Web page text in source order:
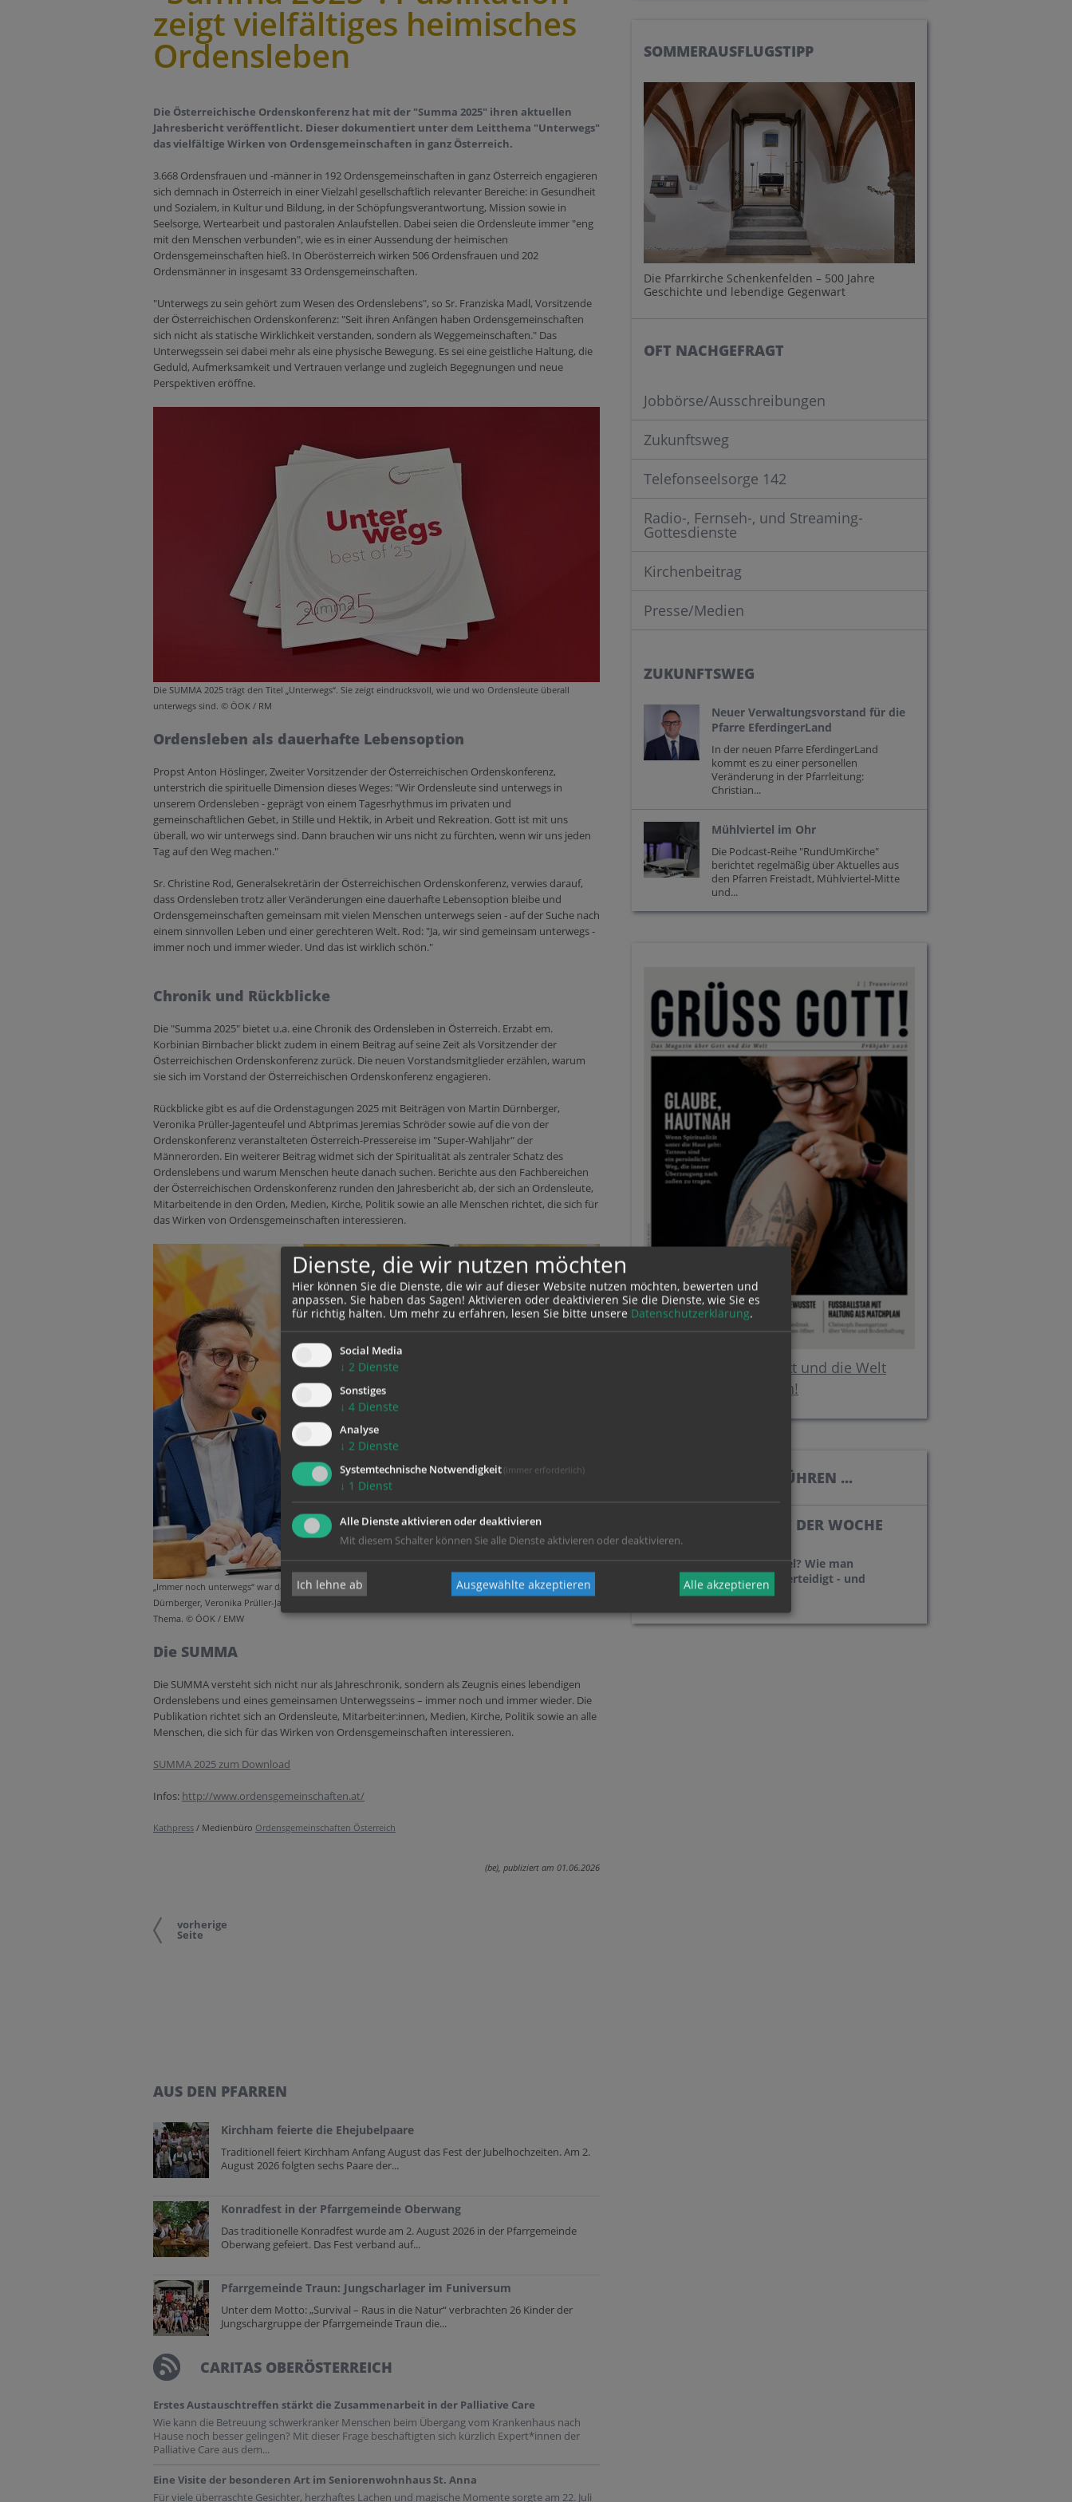
zeigt vielfältiges heimisches
Ordensleben
Die Österreichische Ordenskonferenz hat mit der "Summa 2025" ihren aktuellen
Jahresbericht veröffentlicht. Dieser dokumentiert unter dem Leitthema "Unterwegs"
das vielfältige Wirken von Ordensgemeinschaften in ganz Österreich.
3.668 Ordensfrauen und -männer in 192 Ordensgemeinschaften in ganz Österreich engagieren
sich demnach in Österreich in einer Vielzahl gesellschaftlich relevanter Bereiche: in Gesundheit
und Sozialem, in Kultur und Bildung, in der Schöpfungsverantwortung, Mission sowie in
Seelsorge, Wertearbeit und pastoralen Anlaufstellen. Dabei seien die Ordensleute immer "eng
mit den Menschen verbunden", wie es in einer Aussendung der heimischen
Ordensgemeinschaften hieß. In Oberösterreich wirken 506 Ordensfrauen und 202
Ordensmänner in insgesamt 33 Ordensgemeinschaften.
"Unterwegs zu sein gehört zum Wesen des Ordenslebens", so Sr. Franziska Madl, Vorsitzende
der Österreichischen Ordenskonferenz: "Seit ihren Anfängen haben Ordensgemeinschaften
sich nicht als statische Wirklichkeit verstanden, sondern als Weggemeinschaften." Das
Unterwegssein sei dabei mehr als eine physische Bewegung. Es sei eine geistliche Haltung, die
Geduld, Aufmerksamkeit und Vertrauen verlange und zugleich Begegnungen und neue
Perspektiven eröffne.
Die SUMMA 2025 trägt den Titel „Unterwegs“. Sie zeigt eindrucksvoll, wie und wo Ordensleute überall
unterwegs sind. © ÖOK / RM
Ordensleben als dauerhafte Lebensoption
Propst Anton Höslinger, Zweiter Vorsitzender der Österreichischen Ordenskonferenz,
unterstrich die spirituelle Dimension dieses Weges: "Wir Ordensleute sind unterwegs in
unserem Ordensleben - geprägt von einem Tagesrhythmus im privaten und
gemeinschaftlichen Gebet, in Stille und Hektik, in Arbeit und Rekreation. Gott ist mit uns
überall, wo wir unterwegs sind. Dann brauchen wir uns nicht zu fürchten, wenn wir uns jeden
Tag auf den Weg machen."
Sr. Christine Rod, Generalsekretärin der Österreichischen Ordenskonferenz, verwies darauf,
dass Ordensleben trotz aller Veränderungen eine dauerhafte Lebensoption bleibe und
Ordensgemeinschaften gemeinsam mit vielen Menschen unterwegs seien - auf der Suche nach
einem sinnvollen Leben und einer gerechteren Welt. Rod: "Ja, wir sind gemeinsam unterwegs -
immer noch und immer wieder. Und das ist wirklich schön."
Chronik und Rückblicke
Die "Summa 2025" bietet u.a. eine Chronik des Ordensleben in Österreich. Erzabt em.
Korbinian Birnbacher blickt zudem in einem Beitrag auf seine Zeit als Vorsitzender der
Österreichischen Ordenskonferenz zurück. Die neuen Vorstandsmitglieder erzählen, warum
sie sich im Vorstand der Österreichischen Ordenskonferenz engagieren.
Rückblicke gibt es auf die Ordenstagungen 2025 mit Beiträgen von Martin Dürnberger,
Veronika Prüller-Jagenteufel und Abtprimas Jeremias Schröder sowie auf die von der
Ordenskonferenz veranstalteten Österreich-Pressereise im "Super-Wahljahr" der
Männerorden. Ein weiterer Beitrag widmet sich der Spiritualität als zentraler Schatz des
Ordenslebens und warum Menschen heute danach suchen. Berichte aus den Fachbereichen
der Österreichischen Ordenskonferenz runden den Jahresbericht ab, der sich an Ordensleute,
Mitarbeitende in den Orden, Medien, Kirche, Politik sowie an alle Menschen richtet, die sich für
das Wirken von Ordensgemeinschaften interessieren.
„Immer noch unterwegs“ war das Motto der Ordenstagungen 2025. Die Referent:innen (v.l.) Martin
Dürnberger, Veronika Prüller-Jagenteufel und Abtprimas Jeremias Schröder gaben Impulse zu diesem
Thema. © ÖOK / EMW
Die SUMMA
Die SUMMA versteht sich nicht nur als Jahreschronik, sondern als Zeugnis eines lebendigen
Ordenslebens und eines gemeinsamen Unterwegsseins – immer noch und immer wieder. Die
Publikation richtet sich an Ordensleute, Mitarbeiter:innen, Medien, Kirche, Politik sowie an alle
Menschen, die sich für das Wirken von Ordensgemeinschaften interessieren.
SUMMA 2025 zum Download
Infos: http://www.ordensgemeinschaften.at/
Kathpress / Medienbüro Ordensgemeinschaften Österreich
(be), publiziert am 01.06.2026
vorherige
Seite
SOMMERAUSFLUGSTIPP
Die Pfarrkirche Schenkenfelden – 500 Jahre
Geschichte und lebendige Gegenwart
OFT NACHGEFRAGT
Jobbörse/Ausschreibungen
Zukunftsweg
Telefonseelsorge 142
Radio-, Fernseh-, und Streaming-
Gottesdienste
Kirchenbeitrag
Presse/Medien
ZUKUNFTSWEG
Neuer Verwaltungsvorstand für die
Pfarre EferdingerLand
In der neuen Pfarre EferdingerLand
kommt es zu einer personellen
Veränderung in der Pfarrleitung:
Christian...
Mühlviertel im Ohr
Die Podcast-Reihe "RundUmKirche"
berichtet regelmäßig über Aktuelles aus
den Pfarren Freistadt, Mühlviertel-Mitte
und...
Das Magazin über Gott und die Welt
jetzt auch online lesen!
IMPULSE, DIE BERÜHREN ...
SOZIALE BOTSCHAFT DER WOCHE
Systemwechsel? Wie man
Demokratie verteidigt - und
verbessert
AUS DEN PFARREN
Kirchham feierte die Ehejubelpaare
Traditionell feiert Kirchham Anfang August das Fest der Jubelhochzeiten. Am 2.
August 2026 folgten sechs Paare der...
Konradfest in der Pfarrgemeinde Oberwang
Das traditionelle Konradfest wurde am 2. August 2026 in der Pfarrgemeinde
Oberwang gefeiert. Das Fest verband auf...
Pfarrgemeinde Traun: Jungscharlager im Funiversum
Unter dem Motto: „Survival – Raus in die Natur“ verbrachten 26 Kinder der
Jungschargruppe der Pfarrgemeinde Traun die...
CARITAS OBERÖSTERREICH
Erstes Austauschtreffen stärkt die Zusammenarbeit in der Palliative Care
Wie kann die Betreuung schwerkranker Menschen beim Übergang vom Krankenhaus nach
Hause noch besser gelingen? Mit dieser Frage beschäftigten sich kürzlich Expert*innen der
Palliative Care aus dem...
Eine Visite der besonderen Art im Seniorenwohnhaus St. Anna
Für viele überraschte Gesichter, herzhaftes Lachen und magische Momente sorgte am 22. Juli
Dienste, die wir nutzen möchten
Hier können Sie die Dienste, die wir auf dieser Website nutzen möchten, bewerten und
anpassen. Sie haben das Sagen! Aktivieren oder deaktivieren Sie die Dienste, wie Sie es
für richtig halten. Um mehr zu erfahren, lesen Sie bitte unsere Datenschutzerklärung.
Social Media
↓ 2 Dienste
Sonstiges
↓ 4 Dienste
Analyse
↓ 2 Dienste
Systemtechnische Notwendigkeit (immer erforderlich)
↓ 1 Dienst
Alle Dienste aktivieren oder deaktivieren
Mit diesem Schalter können Sie alle Dienste aktivieren oder deaktivieren.
Ich lehne ab Ausgewählte akzeptieren Alle akzeptieren